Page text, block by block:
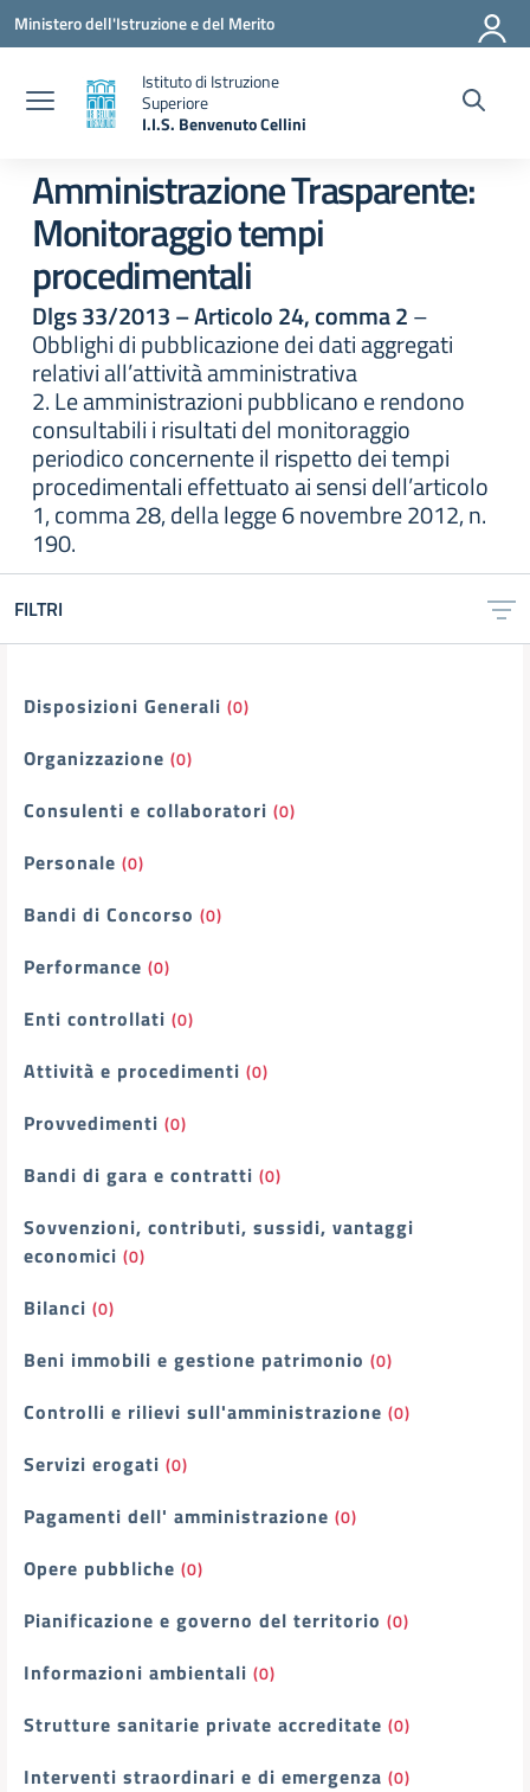
Vai ai contenuti
Vai al menu di navigazione
Vai al footer
Ministero dell'Istruzione e del Merito
Istituto di Istruzione
Superiore
I.I.S. Benvenuto Cellini
Amministrazione Trasparente:
Monitoraggio tempi
procedimentali
Dlgs 33/2013 – Articolo 24, comma 2–
Obblighi di pubblicazione dei dati aggregati
relativi all’attività amministrativa
2. Le amministrazioni pubblicano e rendono
consultabili i risultati del monitoraggio
periodico concernente il rispetto dei tempi
procedimentali effettuato ai sensi dell’articolo
1, comma 28, della legge 6 novembre 2012, n.
190.
FILTRI
Filtri
Disposizioni Generali (0)
Organizzazione (0)
Consulenti e collaboratori (0)
Personale (0)
Bandi di Concorso (0)
Performance (0)
Enti controllati (0)
Attività e procedimenti (0)
Provvedimenti (0)
Bandi di gara e contratti (0)
Sovvenzioni, contributi, sussidi, vantaggi
economici (0)
Bilanci (0)
Beni immobili e gestione patrimonio (0)
Controlli e rilievi sull'amministrazione (0)
Servizi erogati (0)
Pagamenti dell' amministrazione (0)
Opere pubbliche (0)
Pianificazione e governo del territorio (0)
Informazioni ambientali (0)
Strutture sanitarie private accreditate (0)
Interventi straordinari e di emergenza (0)